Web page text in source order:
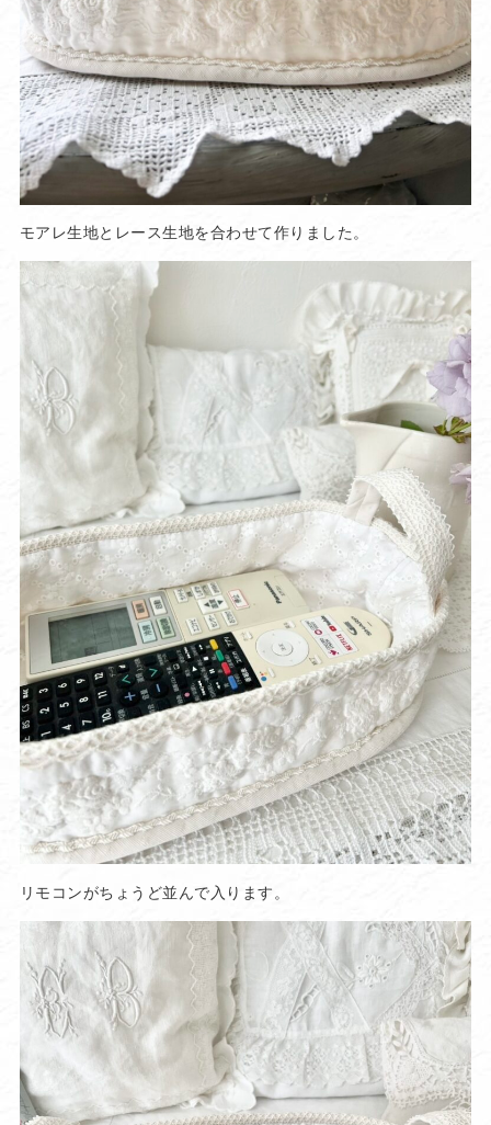
モアレ生地とレース生地を合わせて作りました。
リモコンがちょうど並んで入ります。